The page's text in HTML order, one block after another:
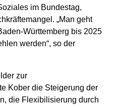
im Bundestag,
„Man geht
Württemberg bis 2025
werden“, so der
zur
Kober die Steigerung der
die Flexibilisierung durch